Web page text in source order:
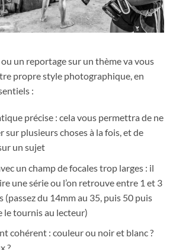
un reportage sur un thème va vous
propre style photographique, en
:
précise : cela vous permettra de ne
sur plusieurs choses à la fois, et de
un sujet
un champ de focales trop larges : il
une série ou l’on retrouve entre 1 et 3
(passez du 14mm au 35, puis 50 puis
le tournis au lecteur)
cohérent : couleur ou noir et blanc ?
?